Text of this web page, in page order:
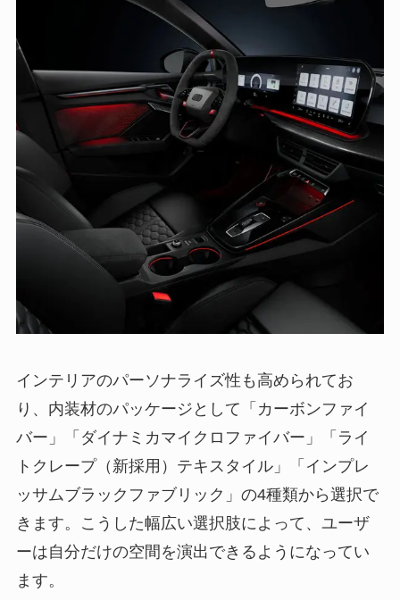
インテリアのパーソナライズ性も高められてお
り、内装材のパッケージとして「カーボンファイ
バー」「ダイナミカマイクロファイバー」「ライ
トクレープ（新採用）テキスタイル」「インプレ
ッサムブラックファブリック」の4種類から選択で
きます。こうした幅広い選択肢によって、ユーザ
ーは自分だけの空間を演出できるようになってい
ます。